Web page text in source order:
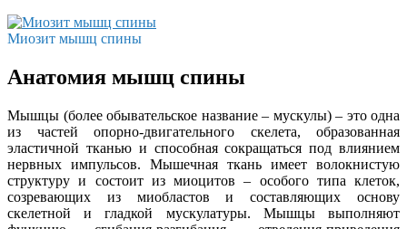
Миозит мышц спины
Анатомия мышц спины
Мышцы (более обывательское название – мускулы) – это одна
из частей опорно-двигательного скелета, образованная
эластичной тканью и способная сокращаться под влиянием
нервных импульсов. Мышечная ткань имеет волокнистую
структуру и состоит из миоцитов – особого типа клеток,
созревающих из миобластов и составляющих основу
скелетной и гладкой мускулатуры. Мышцы выполняют